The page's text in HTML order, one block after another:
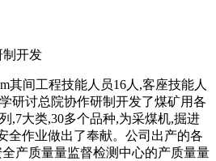
制开发
间工程技能人员16人,客座技能人
研讨总院协作研制开发了煤矿用各
,7大类,30多个品种,为采煤机,掘进
全作业做出了奉献。公司出产的各
产质量量监督检测中心的产质量量